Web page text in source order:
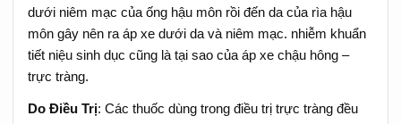
dưới niêm mạc của ống hậu môn rồi đến da của rìa hậu
môn gây nên ra áp xe dưới da và niêm mạc. nhiễm khuẩn
tiết niệu sinh dục cũng là tại sao của áp xe chậu hông –
trực tràng.
Do Điều Trị: Các thuốc dùng trong điều trị trực tràng đều